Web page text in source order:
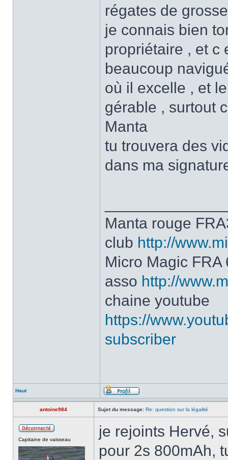
régates de
je connais bien
propriétaire , et c
beaucoup
où il excelle , et
gérable , surtout
Manta
tu trouvera des
dans ma
Manta rouge
club http://
Micro Magic FRA
asso http://
chaine youtube
https://
subscriber
Haut
antoine984 Sujet du message: Re: question sur la légalité
Capitaine de vaisseau
je rejoints Hervé,
pour 2s 800mAh,